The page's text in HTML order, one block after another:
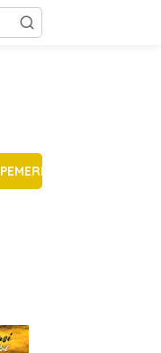
PEMERINTAHAN